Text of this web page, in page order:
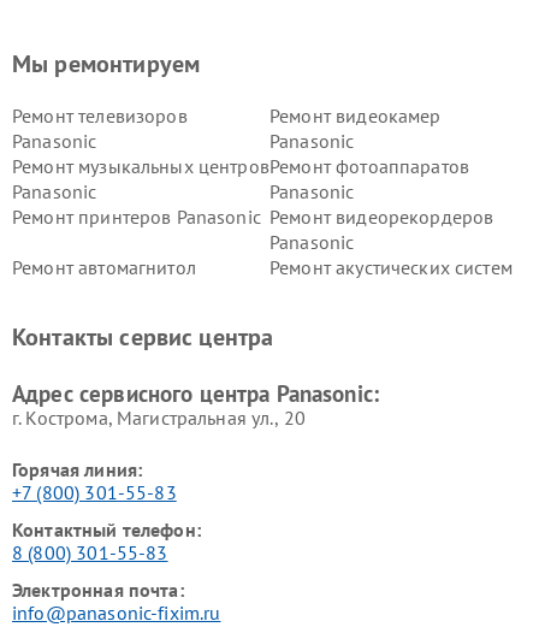
Мы ремонтируем
Ремонт телевизоров
Panasonic
Ремонт видеокамер
Panasonic
Ремонт музыкальных центров
Panasonic
Ремонт фотоаппаратов
Panasonic
Ремонт принтеров Panasonic Ремонт видеорекордеров
Panasonic
Ремонт автомагнитол
Ремонт акустических систем
панелей Panasonic
Контакты сервис центра
Адрес сервисного центра Panasonic:
г. Кострома, Магистральная ул., 20
Горячая линия:
+7 (800) 301-55-83
Контактный телефон:
8 (800) 301-55-83
Электронная почта:
info@panasonic-fixim.ru